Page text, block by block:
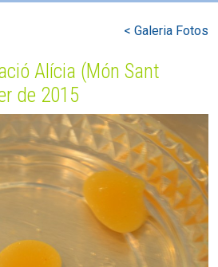
< Galeria Fotos
Alícia (Món Sant
de 2015